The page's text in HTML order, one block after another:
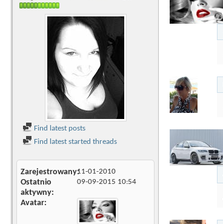
Find latest posts
Find latest started threads
Zarejestrowany11-01-2010
Ostatnio
aktywny
09-09-2015 10:54
Avatar